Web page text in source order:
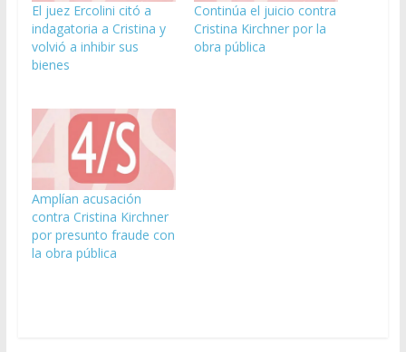
El juez Ercolini citó a
indagatoria a Cristina y
volvió a inhibir sus
bienes
Continúa el juicio contra
Cristina Kirchner por la
obra pública
Amplían acusación
contra Cristina Kirchner
por presunto fraude con
la obra pública